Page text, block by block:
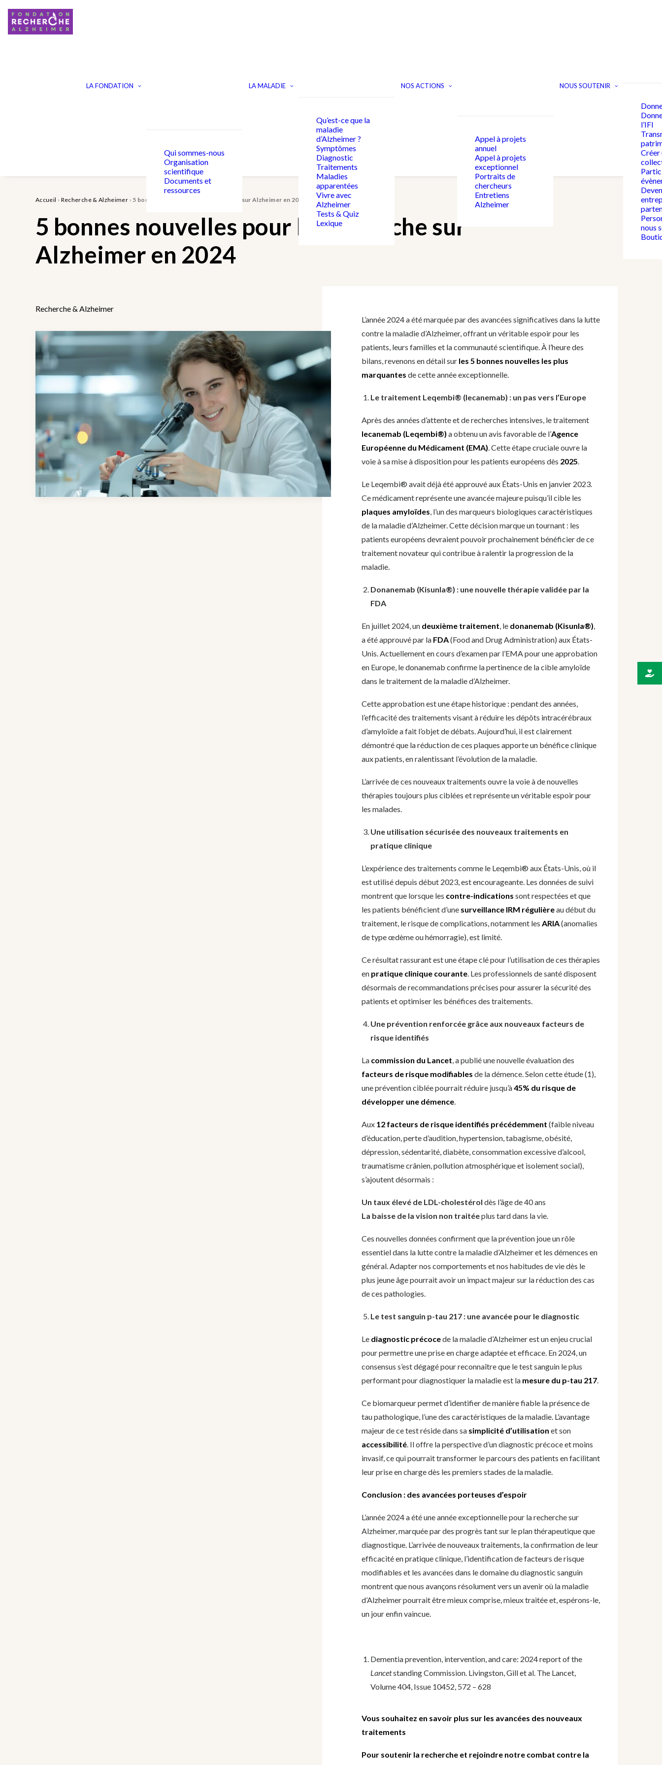
LA FONDATION
Qui sommes-nous
Organisation
scientifique
Documents et
ressources
LA MALADIE
Qu’est-ce que la
maladie
d’Alzheimer ?
Symptômes
Diagnostic
Traitements
Maladies
apparentées
Vivre avec
Alzheimer
Tests & Quiz
Lexique
NOS ACTIONS
Appel à projets
annuel
Appel à projets
exceptionnel
Portraits de
chercheurs
Entretiens
Alzheimer
NOUS SOUTENIR
l’IFI
Créer
nous
Accueil › Recherche & Alzheimer › 5 bonnes nouvelles pour la recherche sur Alzheimer en 2024
5 bonnes nouvelles pour la recherche sur
Alzheimer en 2024
Recherche & Alzheimer
L’année 2024 a été marquée par des avancées significatives dans la lutte
contre la maladie d’Alzheimer, offrant un véritable espoir pour les
patients, leurs familles et la communauté scientifique. À l’heure des
bilans, revenons en détail sur les 5 bonnes nouvelles les plus
marquantes de cette année exceptionnelle.
Le traitement Leqembi® (lecanemab) : un pas vers l’Europe
Après des années d’attente et de recherches intensives, le traitement
lecanemab (Leqembi®) a obtenu un avis favorable de l’Agence
Européenne du Médicament (EMA). Cette étape cruciale ouvre la
voie à sa mise à disposition pour les patients européens dès 2025.
Le Leqembi® avait déjà été approuvé aux États-Unis en janvier 2023.
Ce médicament représente une avancée majeure puisqu’il cible les
plaques amyloïdes, l’un des marqueurs biologiques caractéristiques
de la maladie d’Alzheimer. Cette décision marque un tournant : les
patients européens devraient pouvoir prochainement bénéficier de ce
traitement novateur qui contribue à ralentir la progression de la
maladie.
Donanemab (Kisunla®) : une nouvelle thérapie validée par la
FDA
En juillet 2024, un deuxième traitement, le donanemab (Kisunla®),
a été approuvé par la FDA(Food and Drug Administration) aux États-
Unis. Actuellement en cours d’examen par l’EMA pour une approbation
en Europe, le donanemab confirme la pertinence de la cible amyloïde
dans le traitement de la maladie d’Alzheimer.
Cette approbation est une étape historique : pendant des années,
l’efficacité des traitements visant à réduire les dépôts intracérébraux
d’amyloïde a fait l’objet de débats. Aujourd’hui, il est clairement
démontré que la réduction de ces plaques apporte un bénéfice clinique
aux patients, en ralentissant l’évolution de la maladie.
L’arrivée de ces nouveaux traitements ouvre la voie à de nouvelles
thérapies toujours plus ciblées et représente un véritable espoir pour
les malades.
Une utilisation sécurisée des nouveaux traitements en
pratique clinique
L’expérience des traitements comme le Leqembi® aux États-Unis, où il
est utilisé depuis début 2023, est encourageante. Les données de suivi
montrent que lorsque les contre-indications sont respectées et que
les patients bénéficient d’une surveillance IRM régulièreau début du
traitement, le risque de complications, notamment les ARIA(anomalies
de type œdème ou hémorragie), est limité.
Ce résultat rassurant est une étape clé pour l’utilisation de ces thérapies
en pratique clinique courante. Les professionnels de santé disposent
désormais de recommandations précises pour assurer la sécurité des
patients et optimiser les bénéfices des traitements.
Une prévention renforcée grâce aux nouveaux facteurs de
risque identifiés
La commission du Lancet, a publié une nouvelle évaluation des
facteurs de risque modifiables de la démence. Selon cette étude (1),
une prévention ciblée pourrait réduire jusqu’à45% du risque de
développer une démence.
Aux 12 facteurs de risque identifiés précédemment (faible niveau
d’éducation, perte d’audition, hypertension, tabagisme, obésité,
dépression, sédentarité, diabète, consommation excessive d’alcool,
traumatisme crânien, pollution atmosphérique et isolement social),
s’ajoutent désormais :
Un taux élevé de LDL-cholestérol dès l’âge de 40 ans
La baisse de la vision non traitéeplus tard dans la vie.
Ces nouvelles données confirment que la prévention joue un rôle
essentiel dans la lutte contre la maladie d’Alzheimer et les démences en
général. Adapter nos comportements et nos habitudes de vie dès le
plus jeune âge pourrait avoir un impact majeur sur la réduction des cas
de ces pathologies.
Le test sanguin p-tau 217 : une avancée pour le diagnostic
Le diagnostic précocede la maladie d’Alzheimer est un enjeu crucial
pour permettre une prise en charge adaptée et efficace. En 2024, un
consensus s’est dégagé pour reconnaître que le test sanguin le plus
performant pour diagnostiquer la maladie est la mesure du p-tau 217.
Ce biomarqueur permet d’identifier de manière fiable la présence de
tau pathologique, l’une des caractéristiques de la maladie. L’avantage
majeur de ce test réside dans sa simplicité d’utilisation et son
accessibilité. Il offre la perspective d’un diagnostic précoce et moins
invasif, ce qui pourrait transformer le parcours des patients en facilitant
leur prise en charge dès les premiers stades de la maladie.
Conclusion : des avancées porteuses d’espoir
L’année 2024 a été une année exceptionnelle pour la recherche sur
Alzheimer, marquée par des progrès tant sur le plan thérapeutique que
diagnostique. L’arrivée de nouveaux traitements, la confirmation de leur
efficacité en pratique clinique, l’identification de facteurs de risque
modifiables et les avancées dans le domaine du diagnostic sanguin
montrent que nous avançons résolument vers un avenir où la maladie
d’Alzheimer pourrait être mieux comprise, mieux traitée et, espérons-le,
un jour enfin vaincue.
Dementia prevention, intervention, and care: 2024 report of the
Lancetstanding Commission. Livingston, Gill et al. The Lancet,
Volume 404, Issue 10452, 572 – 628
Vous souhaitez en savoir plus sur les avancées des nouveaux
traitements
Pour soutenir la recherche et rejoindre notre combat contre la